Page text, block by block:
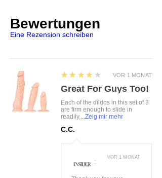
Bewertungen
Eine Rezension schreiben
VOR 1 MONAT
4
★★★★★
Great For Guys Too!
Each of the dildos in this set of 3
are firm enough to slide in
readily,...Zeig mir mehr
C.C.
:
VOR 1 MONAT